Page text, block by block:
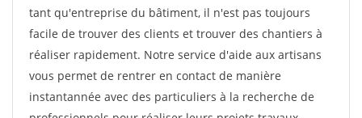
tant qu'entreprise du bâtiment, il n'est pas toujours
facile de trouver des clients et trouver des chantiers à
réaliser rapidement. Notre service d'aide aux artisans
vous permet de rentrer en contact de manière
instantannée avec des particuliers à la recherche de